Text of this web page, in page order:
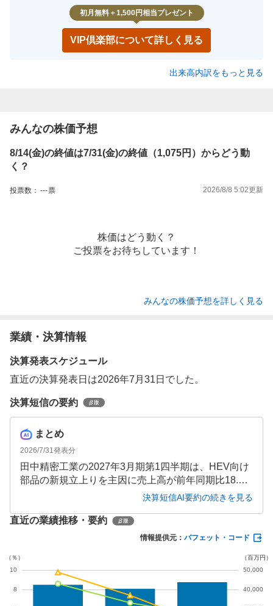
初月無料＋1,500円相当プレゼント
VIP倶楽部について詳しく見る
出来高内訳をもっと見る
みんなの株価予想
8/14(金)の終値は7/31(金)の終値（1,075円）からどう動
く？
投票数： ---票 2026/8/8 5:02更新
株価はどう動く？
ご投票をお待ちしています！
みんなの株価予想を詳しく見る
業績・決算情報
決算発表スケジュール
直近の決算発表日は2026年7月31日でした。
決算短信の要約
まとめ
2026/7/31発表分
田中精密工業の2027年3月期第1四半期は、HEV向け
部品の新規立上りを主因に売上高が前年同期比18.5%
増の116億円となりました。投資有価証券売却益の計
0万円と大幅増益を達成した一方、通期の営業利益は
前期比24.1%減の18億円と減益が見込まれていま
決算短信AI要約の続きを見る
直近の業績推移・要約
情報提供元： バフェット・コード